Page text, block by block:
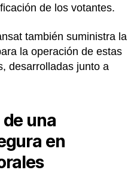
de los votantes.
también suministra la
la operación de estas
desarrolladas junto a
una
en